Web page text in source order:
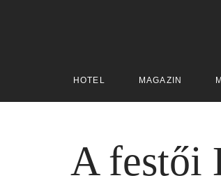
HOTEL MAGAZIN
A festői